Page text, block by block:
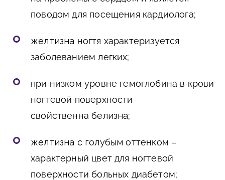
поводом для посещения кардиолога;
желтизна ногтя характеризуется
заболеванием легких;
при низком уровне гемоглобина в крови
ногтевой поверхности
свойственна белизна;
желтизна с голубым оттенком –
характерный цвет для ногтевой
поверхности больных диабетом;